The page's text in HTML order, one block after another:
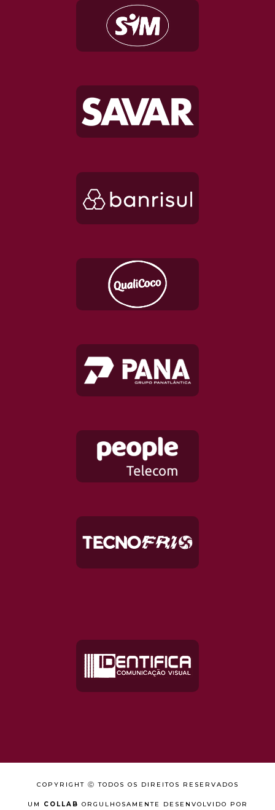
COPYRIGHT Ⓒ TODOS OS DIREITOS RESERVADOS
UM COLLAB ORGULHOSAMENTE DESENVOLVIDO POR